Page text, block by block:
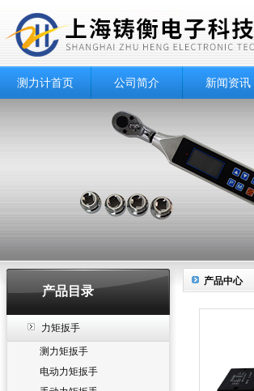
测力计首页 公司简介 新闻资讯
产品目录
力矩扳手
测力矩扳手
电动力矩扳手
产品中心